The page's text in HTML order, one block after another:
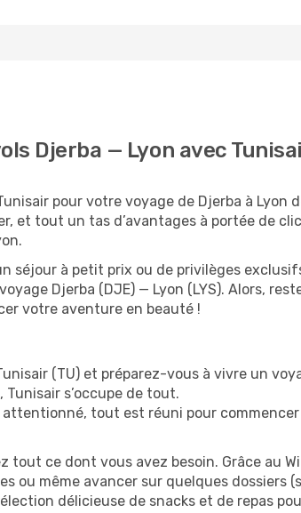
Djerba — Lyon avec
pour votre voyage de Djerba à Lyon
et tout un tas d’avantages à portée de
séjour à petit prix ou de privilèges
Djerba (DJE) — Lyon (LYS). Alors,
votre aventure en beauté !
(TU) et préparez-vous à vivre un
Tunisair s’occupe de tout.
tout est réuni pour
tout ce dont vous avez besoin. Grâce au
ou même avancer sur quelques dossiers
délicieuse de snacks et de repas